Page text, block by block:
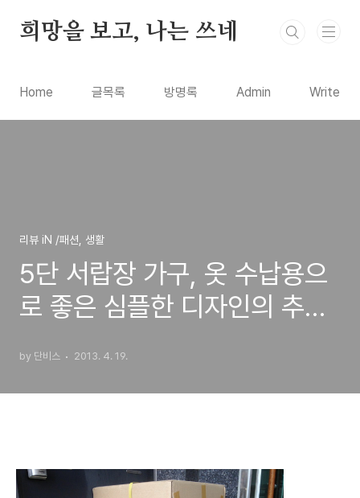
희망을 보고, 나는 쓰네
Home 글목록 방명록 Admin Write
리뷰 iN /패션, 생활
5단 서랍장 가구, 옷 수납용으
로 좋은 심플한 디자인의 추천
기
by 단비스 2013. 4. 19.